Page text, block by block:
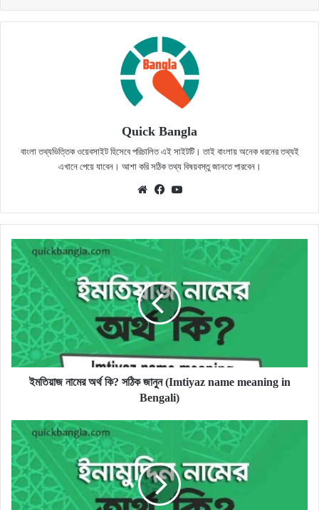
Quick Bangla
বাংলা তথ্যভিত্তিক ওয়েবসাইট হিসেবে পরিচালিত এই সাইটটি। তাই বাংলায় অনেক ধরনের তথ্যই
এখানে পেয়ে যাবেন। আশা করি সঠিক তথ্য বিষয়বস্তু জানতে পারবেন।
WebsiteFacebook
ইমতিয়াজ
নামের
অর্থ
কি?
সঠিক
জানুন
(Imtiyaz
name
meaning
ইমতিয়াজ নামের অর্থ কি? সঠিক জানুন (Imtiyaz name meaning in
Bengali)
ইনামুদ্দিন
নামের
অর্থ
কি?
সঠিক
জানুন